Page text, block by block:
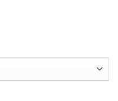
mängd